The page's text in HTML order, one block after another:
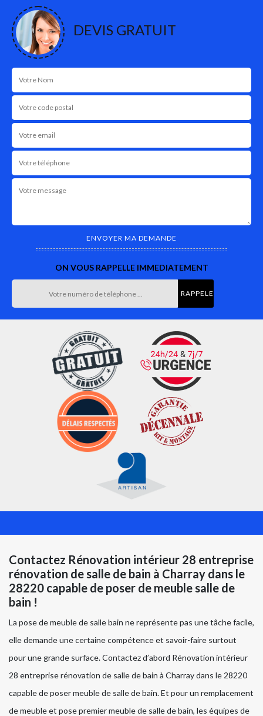
DEVIS GRATUIT
ON VOUS RAPPELLE IMMEDIATEMENT
Contactez Rénovation intérieur 28 entreprise
rénovation de salle de bain à Charray dans le
28220 capable de poser de meuble salle de
bain !
La pose de meuble de salle bain ne représente pas une tâche facile,
elle demande une certaine compétence et savoir-faire surtout
pour une grande surface. Contactez d’abord Rénovation intérieur
28 entreprise rénovation de salle de bain à Charray dans le 28220
capable de poser meuble de salle de bain. Et pour un remplacement
de meuble et pose premier meuble de salle de bain, les équipes de